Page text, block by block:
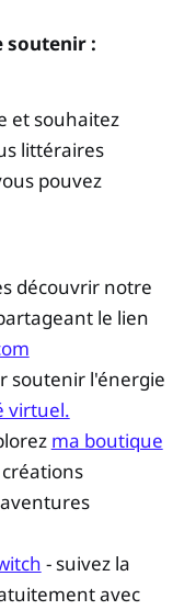
soutenir :
et souhaitez
littéraires
pouvez
découvrir notre
le lien
soutenir l'énergie
virtuel.
ma boutique
- suivez la
avec